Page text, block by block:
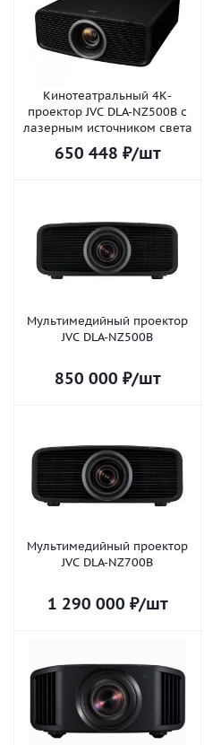
Кинотеатральный 4К-
проектор JVC DLA-NZ500B с
лазерным источником света
650 448 ₽/шт
Мультимедийный проектор
JVC DLA-NZ500B
850 000 ₽/шт
Мультимедийный проектор
JVC DLA-NZ700B
1 290 000 ₽/шт